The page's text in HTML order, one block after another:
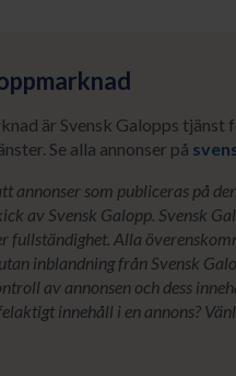
är Svensk Galopps tjänst
Se alla annonser på
annonser som publiceras på
av Svensk Galopp. Svensk
fullständighet. Alla
inblandning från Svensk
av annonsen och dess
innehåll i en annons?